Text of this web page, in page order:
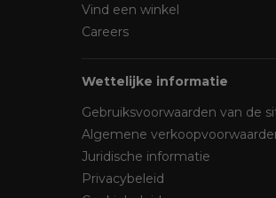
Vind een winkel
Careers
Wettelijke informatie
Gebruiksvoorwaarden van de
Algemene
Juridische informatie
Privacybeleid